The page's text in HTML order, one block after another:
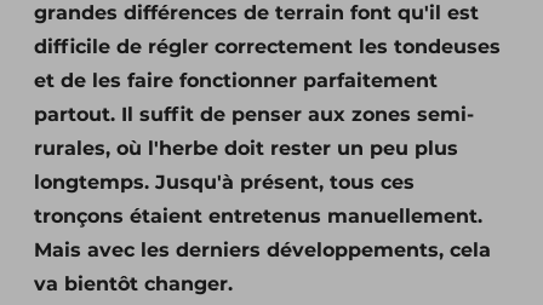
grandes différences de terrain font qu'il est
difficile de régler correctement les tondeuses
et de les faire fonctionner parfaitement
partout. Il suffit de penser aux zones semi-
rurales, où l'herbe doit rester un peu plus
longtemps. Jusqu'à présent, tous ces
tronçons étaient entretenus manuellement.
Mais avec les derniers développements, cela
va bientôt changer.